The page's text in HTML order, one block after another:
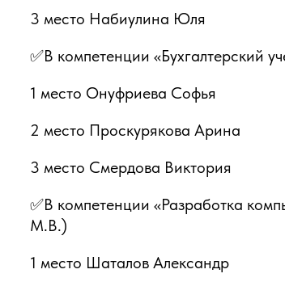
3 место Набиулина Юля
✅В компетенции «Бухгалтерский
1 место Онуфриева Софья
2 место Проскурякова Арина
3 место Смердова Виктория
✅В компетенции «Разработка
М.В.)
1 место Шаталов Александр